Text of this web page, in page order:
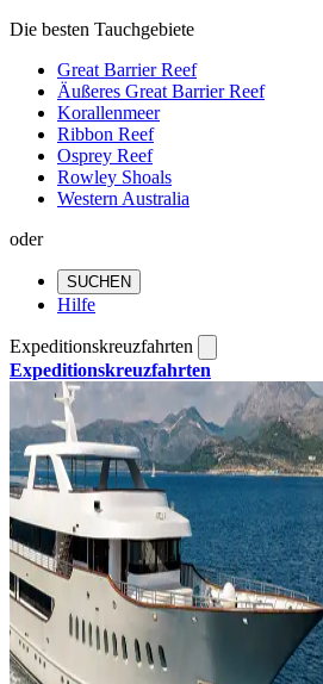
Die besten Tauchgebiete
Great Barrier Reef
Äußeres Great Barrier Reef
Korallenmeer
Ribbon Reef
Osprey Reef
Rowley Shoals
Western Australia
oder
SUCHEN
Hilfe
Expeditionskreuzfahrten
Expeditionskreuzfahrten